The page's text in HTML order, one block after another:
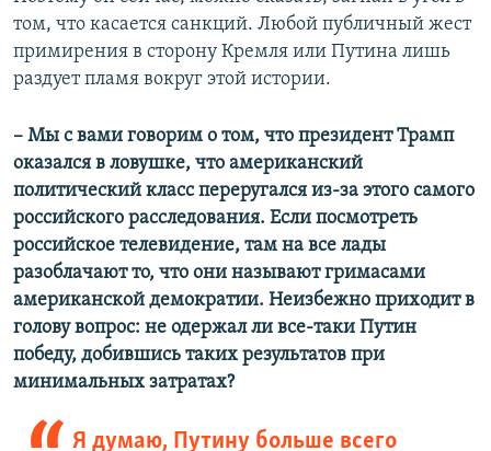
том, что касается санкций. Любой публичный жест
примирения в сторону Кремля или Путина лишь
раздует пламя вокруг этой истории.
– Мы с вами говорим о том, что президент Трамп
оказался в ловушке, что американский
политический класс переругался из-за этого самого
российского расследования. Если посмотреть
российское телевидение, там на все лады
разоблачают то, что они называют гримасами
американской демократии. Неизбежно приходит в
голову вопрос: не одержал ли все-таки Путин
победу, добившись таких результатов при
минимальных затратах?
Я думаю, Путину больше всего